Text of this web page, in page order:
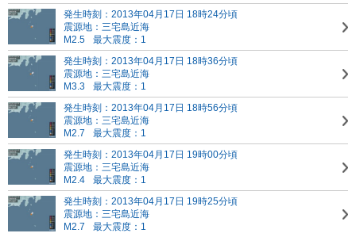
発生時刻：2013年04月17日 18時24分頃
震源地：三宅島近海
M2.5
最大震度：1
発生時刻：2013年04月17日 18時36分頃
震源地：三宅島近海
M3.3
最大震度：1
発生時刻：2013年04月17日 18時56分頃
震源地：三宅島近海
M2.7
最大震度：1
発生時刻：2013年04月17日 19時00分頃
震源地：三宅島近海
M2.4
最大震度：1
発生時刻：2013年04月17日 19時25分頃
震源地：三宅島近海
M2.7
最大震度：1